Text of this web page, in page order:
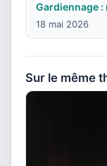
Gardiennage
18 mai 2026
Sur le même